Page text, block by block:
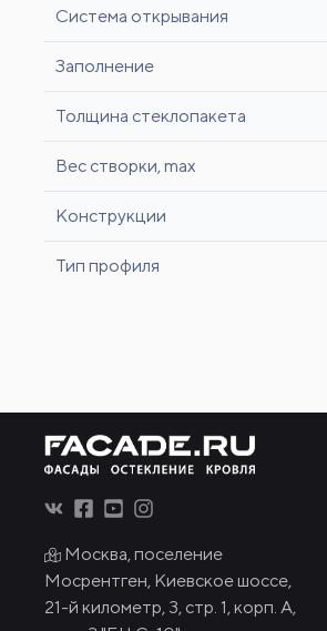
Система открывания
Заполнение
Толщина стеклопакета
Вес створки, max
Конструкции
Тип профиля
Москва, поселение
Мосрентген, Киевское шоссе,
21-й километр, 3, стр. 1, корп. А,